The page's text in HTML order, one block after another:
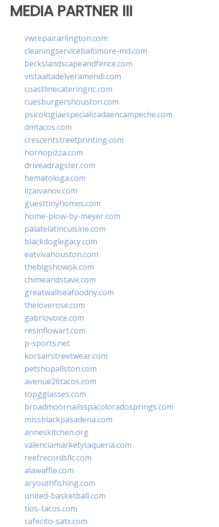
MEDIA PARTNER III
vwrepairarlington.com
cleaningservicebaltimore-md.com
beckslandscapeandfence.com
vistaaltadelveramendi.com
coastlinecateringnc.com
cuesburgershouston.com
psicologiaespecializadaencampeche.com
dmtacos.com
crescentstreetprinting.com
hornopizza.com
driveadragster.com
hematologa.com
lizaivanov.com
guesttinyhomes.com
home-plow-by-meyer.com
palatelatincuisine.com
blackdoglegacy.com
eatvivahouston.com
thebigshowok.com
chimeandstave.com
greatwallseafoodny.com
theloverose.com
gabriovoice.com
resinflowart.com
p-sports.net
korsairstreetwear.com
petshopallston.com
avenue26tacos.com
topgglasses.com
broadmoornailsspacoloradosprings.com
missblackpasadena.com
anneskitchen.org
valenciamarketytaqueria.com
reefrecordsllc.com
alawaffle.com
aryouthfishing.com
united-basketball.com
tios-tacos.com
cafecito-satx.com